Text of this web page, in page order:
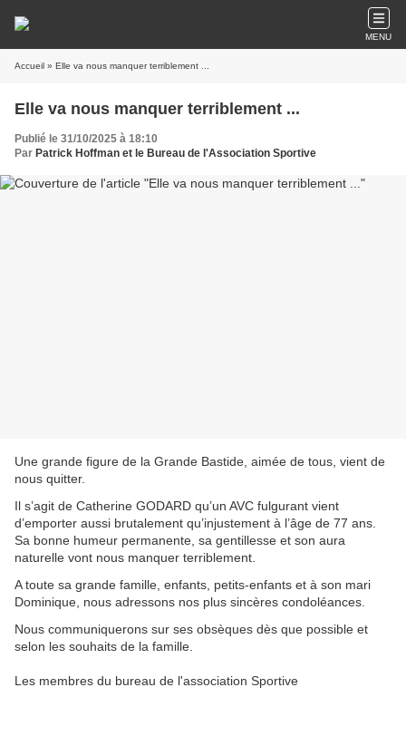
MENU
Accueil » Elle va nous manquer terriblement ...
Elle va nous manquer terriblement ...
Publié le 31/10/2025 à 18:10
Par Patrick Hoffman et le Bureau de l'Association Sportive
Une grande figure de la Grande Bastide, aimée de tous, vient de
nous quitter.
Il s’agit de Catherine GODARD qu’un AVC fulgurant vient
d’emporter aussi brutalement qu’injustement à l’âge de 77 ans.
Sa bonne humeur permanente, sa gentillesse et son aura
naturelle vont nous manquer terriblement.
A toute sa grande famille, enfants, petits-enfants et à son mari
Dominique, nous adressons nos plus sincères condoléances.
Nous communiquerons sur ses obsèques dès que possible et
selon les souhaits de la famille.
Les membres du bureau de l'association Sportive